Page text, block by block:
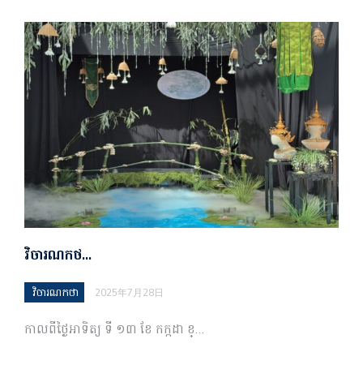
វិចារណកថ…
វិចារណកថា 2025年7月28日
កាលពីថ្ងៃអាទិត្យ ទី ១៣ ខែ កក្កដា ខ្…